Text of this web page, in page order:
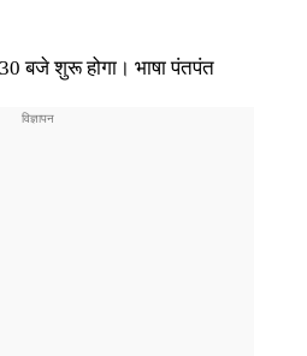
बजे शुरू होगा। भाषा पंतपंत